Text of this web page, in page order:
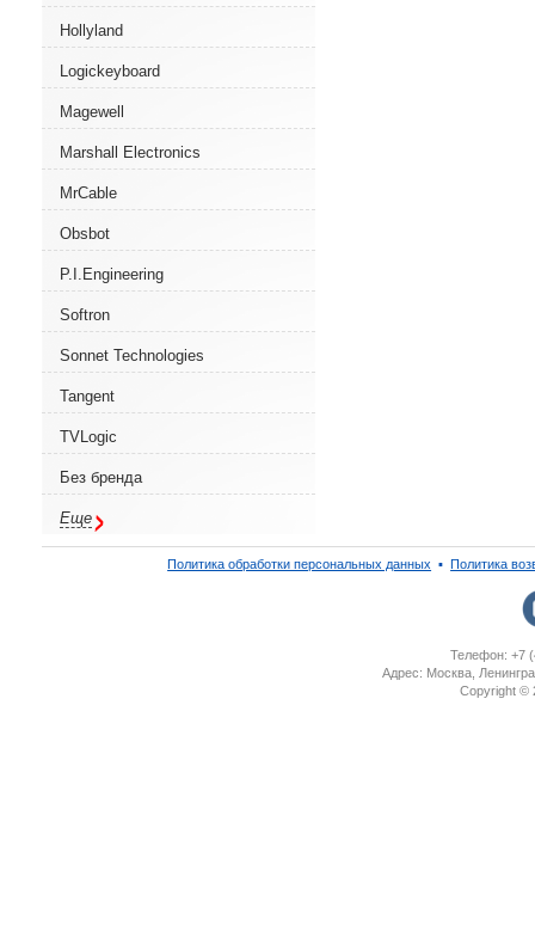
Hollyland
Logickeyboard
Magewell
Marshall Electronics
MrCable
Obsbot
P.I.Engineering
Softron
Sonnet Technologies
Tangent
TVLogic
Без бренда
Еще
Политика обработки персональных данных ▪ Политика
Телефон: +7
Адрес: Москва,
Copyright ©